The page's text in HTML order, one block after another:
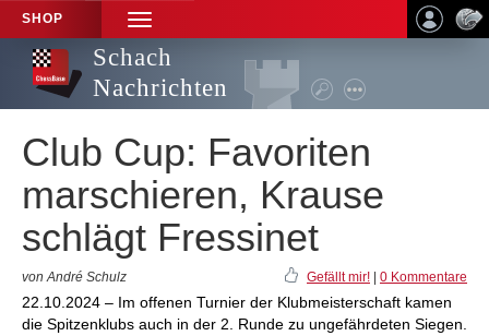
SHOP
TOGGLE
NAVIGATION
Schach
Nachrichten
Club Cup: Favoriten
marschieren, Krause
schlägt Fressinet
von André Schulz Gefällt mir! 0 Kommentare
22.10.2024 – Im offenen Turnier der Klubmeisterschaft kamen
die Spitzenklubs auch in der 2. Runde zu ungefährdeten Siegen.